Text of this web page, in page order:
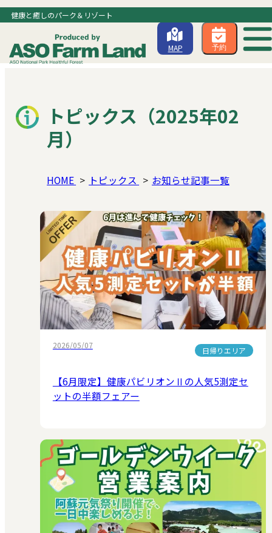
健康と癒しのパーク＆リゾート
MAP 予約
トピックス（2025年02
月）
HOME トピックス お知らせ記事一覧
2026/05/07
日帰りエリア
【6月限定】健康パビリオンⅡの人気5測定セ
ットの半額フェアー